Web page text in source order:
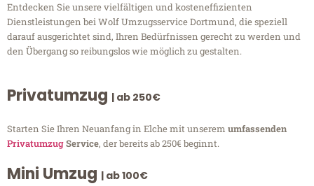
Entdecken Sie unsere vielfältigen und kosteneffizienten
Dienstleistungen bei Wolf Umzugsservice Dortmund, die speziell
darauf ausgerichtet sind, Ihren Bedürfnissen gerecht zu werden und
den Übergang so reibungslos wie möglich zu gestalten.
Privatumzug | ab 250€
Starten Sie Ihren Neuanfang in Elche mit unserem umfassenden
PrivatumzugService, der bereits ab 250€ beginnt.
Mini Umzug | ab 100€